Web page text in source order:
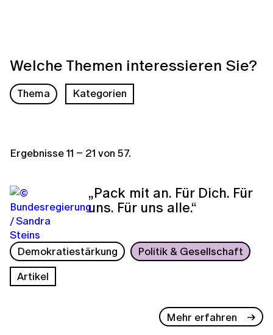
Welche Themen interessieren Sie?
Thema Kategorien
Ergebnisse11 – 21 von 57.
„Pack mit an. Für Dich. Für
uns. Für uns alle.“
Demokratiestärkung
Politik & Gesellschaft
Artikel
Mehr erfahren